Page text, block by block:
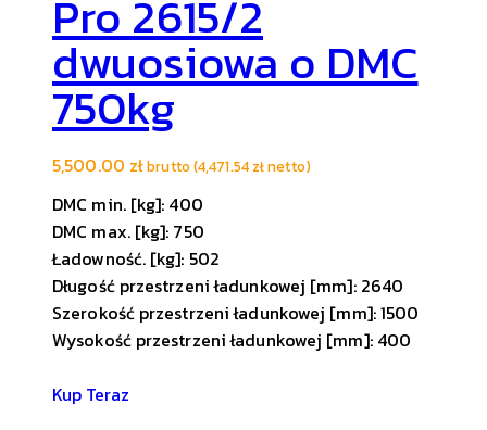
Pro 2615/2
dwuosiowa o DMC
750kg
5,500.00 zł brutto (4,471.54 złnetto)
DMC min. [kg]: 400
DMC max. [kg]: 750
Ładowność. [kg]: 502
Długość przestrzeni ładunkowej [mm]: 2640
Szerokość przestrzeni ładunkowej [mm]: 1500
Wysokość przestrzeni ładunkowej [mm]: 400
Kup Teraz